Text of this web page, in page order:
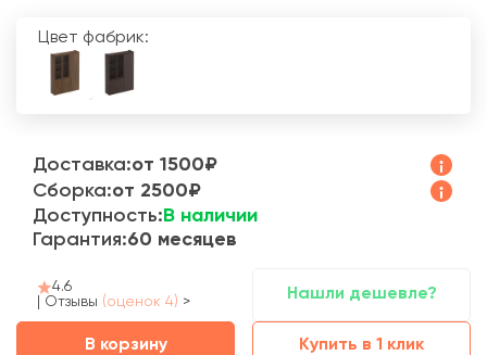
Цвет фабрик:
Доставка:от 1500₽
Сборка:от 2500₽
Доступность: В наличии
Гарантия:60 месяцев
4.6
Отзывы (оценок 4) > Нашли дешевле?
В корзину Купить в 1 клик